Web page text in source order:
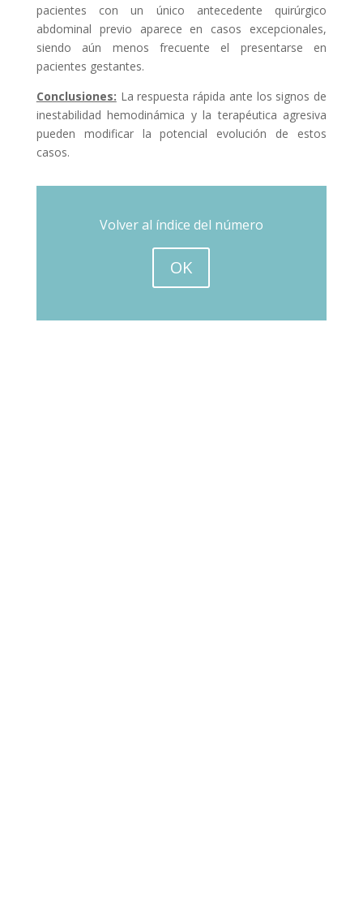
pacientes con un único antecedente quirúrgico
abdominal previo aparece en casos excepcionales,
siendo aún menos frecuente el presentarse en
pacientes gestantes.
Conclusiones: La respuesta rápida ante los signos de
inestabilidad hemodinámica y la terapéutica agresiva
pueden modificar la potencial evolución de estos
casos.
Volver al índice del número
OK